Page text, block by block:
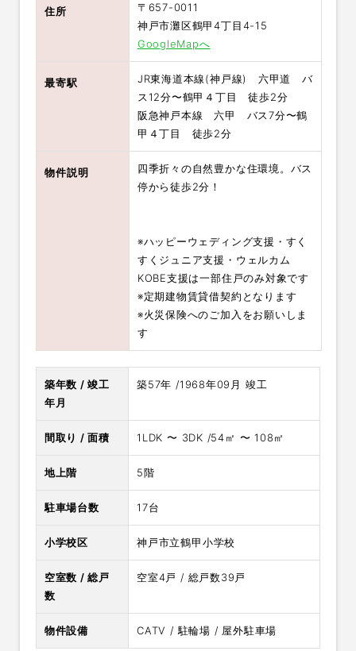
住所
〒657-0011
神戸市灘区鶴甲4丁目4-15
GoogleMapへ
最寄駅
JR東海道本線(神戸線) 六甲道 バ
ス12分〜鶴甲４丁目 徒歩2分
阪急神戸本線 六甲 バス7分〜鶴
甲４丁目 徒歩2分
物件説明
四季折々の自然豊かな住環境。バス
停から徒歩2分！
※ハッピーウェディング支援・すく
すくジュニア支援・ウェルカム
KOBE支援は一部住戸のみ対象です
※定期建物賃貸借契約となります
※火災保険へのご加入をお願いしま
す
築年数 / 竣工
年月
築57年 /1968年09月 竣工
間取り / 面積 1LDK 〜 3DK /54㎡ 〜 108㎡
地上階 5階
駐車場台数 17台
小学校区 神戸市立鶴甲小学校
空室数 / 総戸
数
空室4戸 / 総戸数39戸
物件設備 CATV / 駐輪場 / 屋外駐車場